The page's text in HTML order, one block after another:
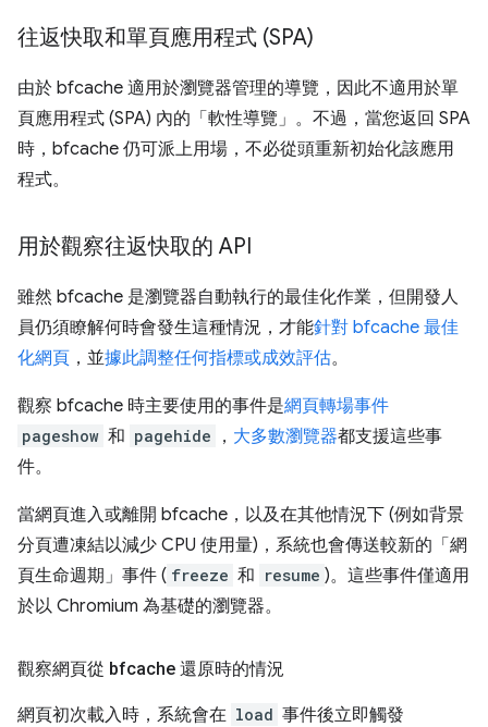
往返快取和單頁應用程式 (SPA)
由於 bfcache 適用於瀏覽器管理的導覽，因此不適用於單
頁應用程式 (SPA) 內的「軟性導覽」。不過，當您返回 SPA
時，bfcache 仍可派上用場，不必從頭重新初始化該應用
程式。
用於觀察往返快取的 API
雖然 bfcache 是瀏覽器自動執行的最佳化作業，但開發人
員仍須瞭解何時會發生這種情況，才能針對 bfcache 最佳
化網頁 ，並據此調整任何指標或成效評估。
觀察 bfcache 時主要使用的事件是網頁轉場事件
pageshow 和 pagehide ， 大多數瀏覽器都支援這些事
件。
當網頁進入或離開 bfcache，以及在其他情況下 (例如背景
分頁遭凍結以減少 CPU 使用量)，系統也會傳送較新的「網
頁生命週期」 事件 ( freeze 和 resume )。這些事件僅適用
於以 Chromium 為基礎的瀏覽器。
觀察網頁從 bfcache 還原時的情況
網頁初次載入時，系統會在 load 事件後立即觸發